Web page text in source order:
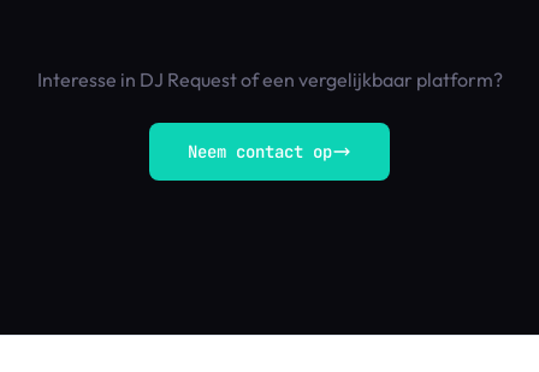
Interesse in DJ Request of een vergelijkbaar platform?
Neem contact op